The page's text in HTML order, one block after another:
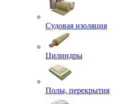
Судовая изоляция
Цилиндры
Полы, перекрытия